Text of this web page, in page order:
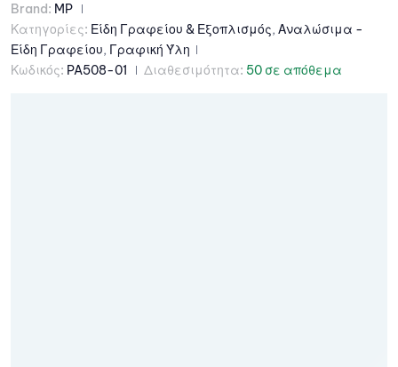
Brand: MP
Κατηγορίες: Είδη Γραφείου & Εξοπλισμός, Αναλώσιμα -
Είδη Γραφείου, Γραφική Ύλη
Κωδικός: PA508-01 Διαθεσιμότητα: 50 σε απόθεμα